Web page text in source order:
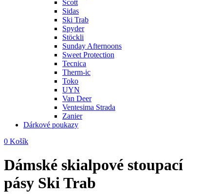
Scott
Sidas
Ski Trab
Spyder
Stöckli
Sunday Afternoons
Sweet Protection
Tecnica
Therm-ic
Toko
UYN
Van Deer
Ventesima Strada
Zanier
Dárkové poukazy
0 Košík
Dámské skialpové stoupací
pásy Ski Trab